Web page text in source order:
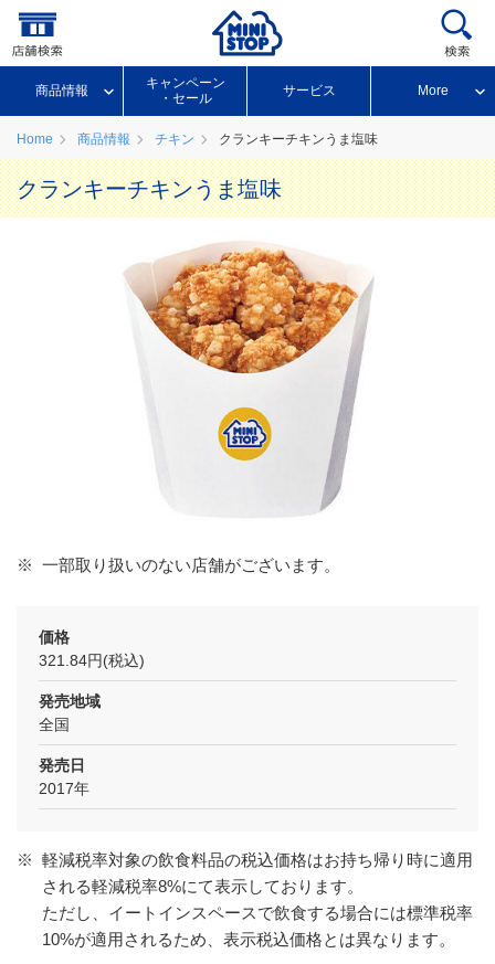
商品情報
キャンペーン
・セール
サービス More
Home 商品情報 チキン クランキーチキンうま塩味
クランキーチキンうま塩味
※ 一部取り扱いのない店舗がございます。
価格
321.84円(税込)
発売地域
全国
発売日
2017年
※ 軽減税率対象の飲食料品の税込価格はお持ち帰り時に適用
される軽減税率8%にて表示しております。
ただし、イートインスペースで飲食する場合には標準税率
10%が適用されるため、表示税込価格とは異なります。